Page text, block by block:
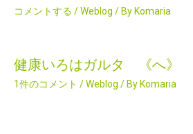
コメントする /Weblog / By Komaria
健康いろはガルタ 《へ》
1件のコメント /Weblog / By Komaria